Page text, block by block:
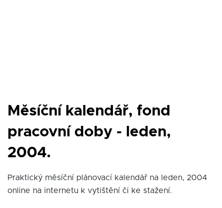
Měsíční kalendář, fond
pracovní doby - leden,
2004.
Praktický měsíční plánovací kalendář na leden, 2004
online na internetu k vytištění či ke stažení.